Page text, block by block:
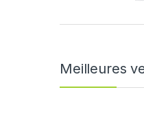
Meilleures